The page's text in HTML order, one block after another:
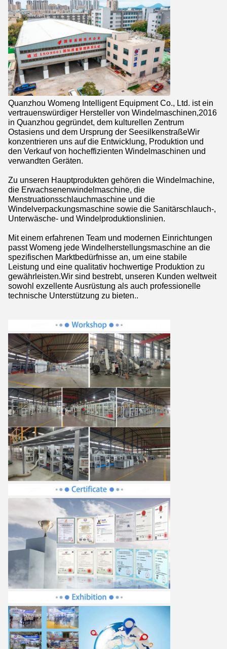
Quanzhou Womeng Intelligent Equipment Co., Ltd. ist ein
vertrauenswürdiger Hersteller von Windelmaschinen,2016
in Quanzhou gegründet, dem kulturellen Zentrum
Ostasiens und dem Ursprung der SeesilkenstraßeWir
konzentrieren uns auf die Entwicklung, Produktion und
den Verkauf von hocheffizienten Windelmaschinen und
verwandten Geräten.
Zu unseren Hauptprodukten gehören die Windelmachine,
die Erwachsenenwindelmaschine, die
Menstruationsschlauchmaschine und die
Windelverpackungsmaschine sowie die Sanitärschlauch-,
Unterwäsche- und Windelproduktionslinien.
Mit einem erfahrenen Team und modernen Einrichtungen
passt Womeng jede Windelherstellungsmaschine an die
spezifischen Marktbedürfnisse an, um eine stabile
Leistung und eine qualitativ hochwertige Produktion zu
gewährleisten.Wir sind bestrebt, unseren Kunden weltweit
sowohl exzellente Ausrüstung als auch professionelle
technische Unterstützung zu bieten..